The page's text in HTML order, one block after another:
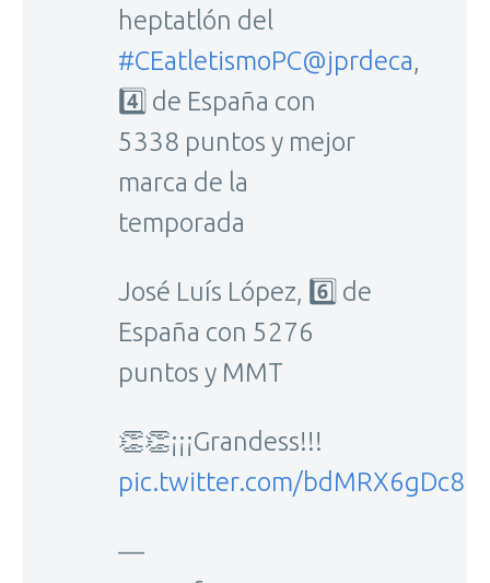
heptatlón del
#CEatletismoPC@jprdeca,
4️⃣ de España con
5338 puntos y mejor
marca de la
temporada
José Luís López, 6️⃣ de
España con 5276
puntos y MMT
👏👏¡¡¡Grandess!!!
pic.twitter.com/bdMRX6gDc8
—